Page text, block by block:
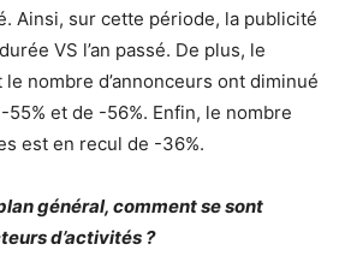
Ainsi, sur cette période, la publicité
VS l’an passé. De plus, le
nombre d’annonceurs ont diminué
et de -56%. Enfin, le nombre
est en recul de -36%.
général, comment se sont
d’activités ?